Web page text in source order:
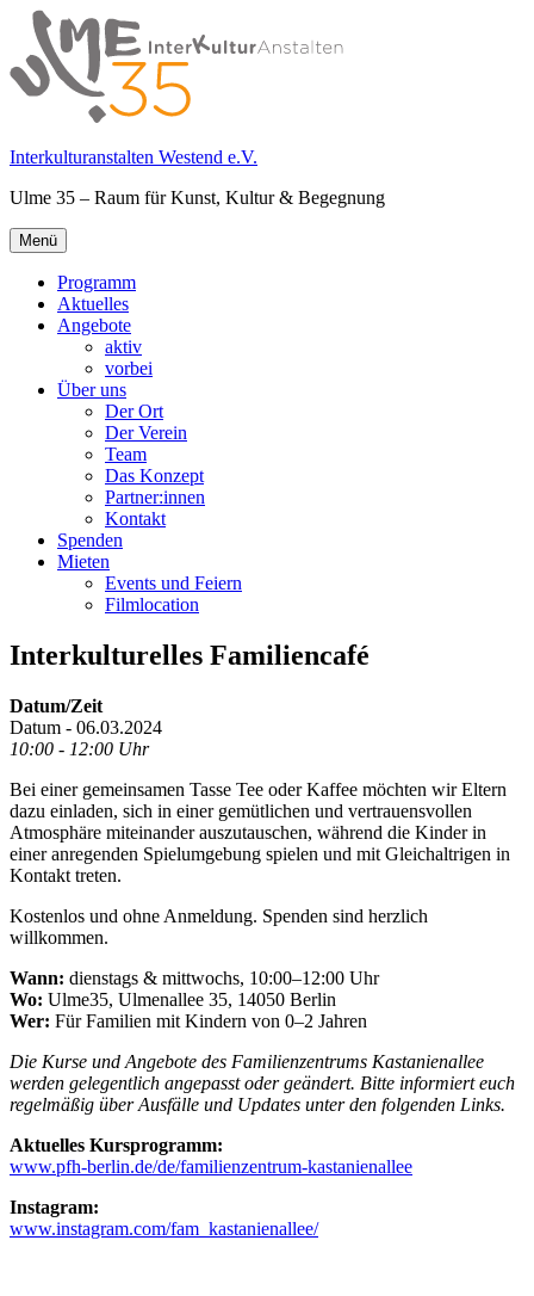
Springe
zum
Inhalt
Interkulturanstalten Westend e.V.
Ulme 35 – Raum für Kunst, Kultur & Begegnung
Primäres
Menü
Menü
Programm
Aktuelles
Angebote
aktiv
vorbei
Über uns
Der Ort
Der Verein
Team
Das Konzept
Partner:innen
Kontakt
Spenden
Mieten
Events und Feiern
Filmlocation
Interkulturelles Familiencafé
Datum/Zeit
Datum - 06.03.2024
10:00 - 12:00 Uhr
Bei einer gemeinsamen Tasse Tee oder Kaffee möchten wir Eltern
dazu einladen, sich in einer gemütlichen und vertrauensvollen
Atmosphäre miteinander auszutauschen, während die Kinder in
einer anregenden Spielumgebung spielen und mit Gleichaltrigen in
Kontakt treten.
Kostenlos und ohne Anmeldung. Spenden sind herzlich
willkommen.
Wann: dienstags & mittwochs, 10:00–12:00 Uhr
Wo: Ulme35, Ulmenallee 35, 14050 Berlin
Wer: Für Familien mit Kindern von 0–2 Jahren
Die Kurse und Angebote des Familienzentrums Kastanienallee
werden gelegentlich angepasst oder geändert. Bitte informiert euch
regelmäßig über Ausfälle und Updates unter den folgenden Links.
Aktuelles Kursprogramm:
www.pfh-berlin.de/de/familienzentrum-kastanienallee
Instagram:
www.instagram.com/fam_kastanienallee/